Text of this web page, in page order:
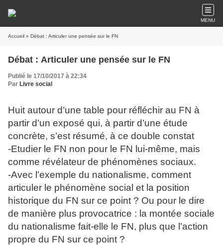
MENU
Accueil » Débat : Articuler une pensée sur le FN
Débat : Articuler une pensée sur le FN
Publié le 17/10/2017 à 22:34
Par Livre social
Huit autour d’une table pour réfléchir au FN à
partir d’un exposé qui, à partir d’une étude
concrète, s’est résumé, à ce double constat
-Etudier le FN non pour le FN lui-même, mais
comme révélateur de phénomènes sociaux.
-Avec l’exemple du nationalisme, comment
articuler le phénomène social et la position
historique du FN sur ce point ? Ou pour le dire
de manière plus provocatrice : la montée sociale
du nationalisme fait-elle le FN, plus que l’action
propre du FN sur ce point ?